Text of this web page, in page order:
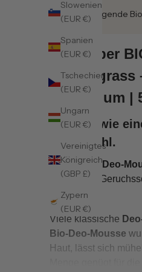
Slowenien
(EUR €)
Spanien
(EUR €)
Tschechien
(EUR €)
Ungarn
(EUR €)
Vereinigtes
Königreich
(GBP £)
Zypern
(EUR €)
Pflegende
Mehr über
Lemongrass
Aluminium |
💚 Nicht wie
Hautgefühl.
UnsereBio-Deo-
natürlichen
Hautgefühl.
Viele klassische
Bio-Deo-Mousse
Haut, lässt sich